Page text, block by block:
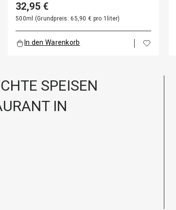
32,95 €
500ml (Grundpreis: 65,90 € pro 1liter)
In den Warenkorb
SPEISEN
IN